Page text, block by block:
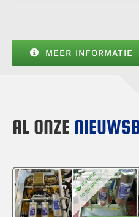
MEER INFORMATIE
AL ONZE